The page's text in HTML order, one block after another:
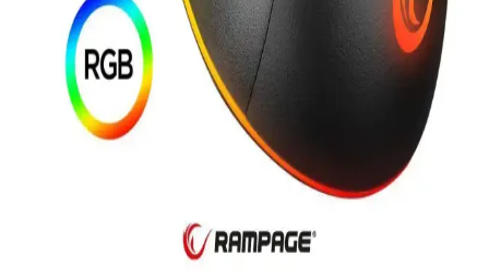
Nextstar Minix HD Black 3 Uydu Alıcısı Yüksek
Çözünürlük ve Çok Yönlü Bağlantı Özellikleriyle
Nextstar Minix HD Black 3, Full HD görüntü kalitesi, TKGS
uyumu ve çoklu bağlantı seçenekleriyle modern tasarımıyla evde
yüksek kaliteli yayın deneyimi sunar.
Rampage SMX-R43 X-Grind USB Siyah Gaming
Rampage SMX-R43 X-Grind USB Siyah Gaming Mouse, yüksek
DPI, RGB aydınlatma ve ergonomik tasarımıyla oyun performansını
artırır, kullanımı kolay ve dayanıklıdır.